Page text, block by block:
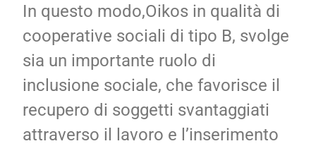
In questo modo,Oikos in qualità di
cooperative sociali di tipo B, svolge
sia un importante ruolo di
inclusione sociale, che favorisce il
recupero di soggetti svantaggiati
attraverso il lavoro e l’inserimento